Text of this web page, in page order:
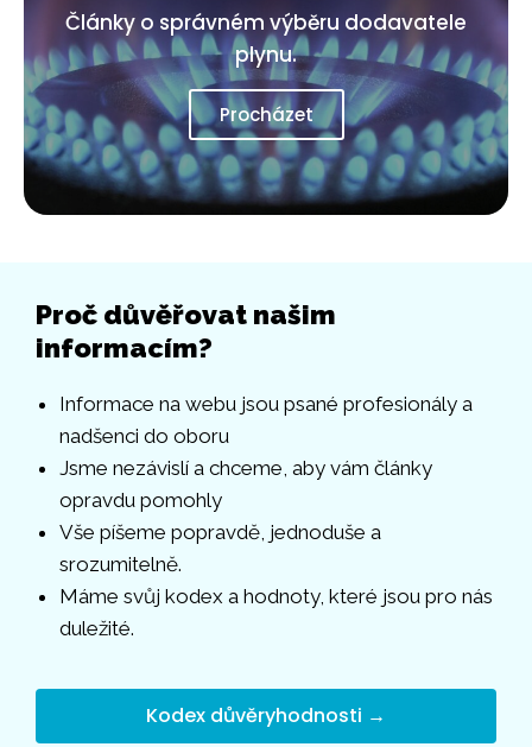
Články o správném výběru dodavatele
plynu.
Procházet
Proč důvěřovat našim
informacím?
Informace na webu jsou psané profesionály a
nadšenci do oboru
Jsme nezávislí a chceme, aby vám články
opravdu pomohly
Vše píšeme popravdě, jednoduše a
srozumitelně.
Máme svůj kodex a hodnoty, které jsou pro nás
duležité.
Kodex důvěryhodnosti →